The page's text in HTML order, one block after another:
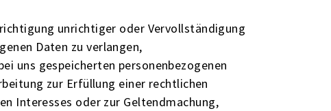
unrichtiger oder Vervollständigung
Daten zu verlangen,
uns gespeicherten personenbezogenen
zur Erfüllung einer rechtlichen
Interesses oder zur Geltendmachung,